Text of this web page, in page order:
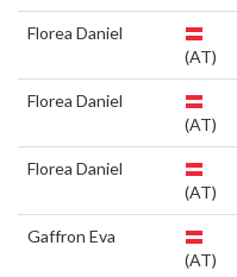
Florea Daniel
(AT)
Florea Daniel
(AT)
Florea Daniel
(AT)
Gaffron Eva
(AT)